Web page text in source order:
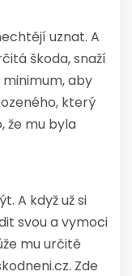
uznat. A
škoda, snaží
aby
který
že mu byla
A když už si
svou a vymoci
mu určitě
. Zde